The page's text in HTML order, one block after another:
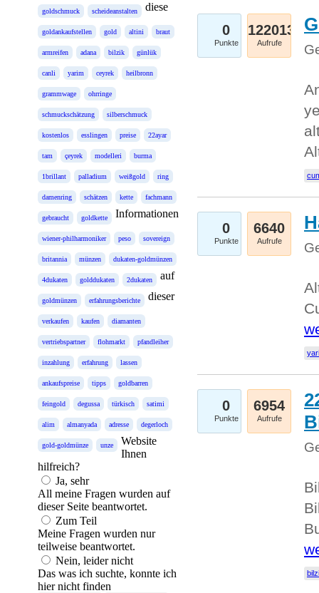
goldschmuck scheideanstalten
goldankaufstellen gold altini braut
armreifen adana bilzik günlük
canli yarim ceyrek heilbronn
grammwage ohrringe
schmuckschätzung silberschmuck
kostenlos esslingen preise 22ayar
tam çeyrek modelleri burma
1brillant palladium weißgold ring
damenring schätzen kette fachmann
gebraucht goldkette
wiener-philharmoniker peso sovereign
britannia münzen dukaten-goldmünzen
4dukaten golddukaten 2dukaten
goldmünzen erfahrungsberichte
verkaufen kaufen diamanten
vertriebspartner flohmarkt pfandleiher
inzahlung erfahrung lassen
ankaufspreise tipps goldbarren
feingold degussa türkisch satimi
alim almanyada adresse degerloch
gold-goldmünze unze
diese
Informationen
auf
dieser
Website
Ihnen
hilfreich?
Ja, sehr
All meine Fragen wurden auf
dieser Seite beantwortet.
Zum Teil
Meine Fragen wurden nur
teilweise beantwortet.
Nein, leider nicht
Das was ich suchte, konnte ich
hier nicht finden
0
Punkte
122013
Aufrufe
0
Punkte
6640
Aufrufe
0
Punkte
6954
Aufrufe